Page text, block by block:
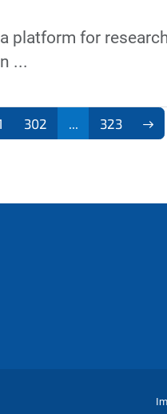
platform for
...
302 323